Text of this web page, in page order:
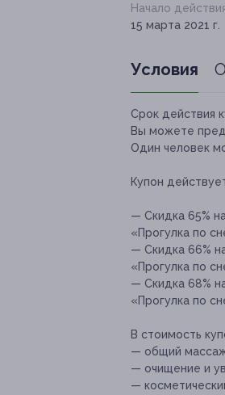
Начало
15 марта 2021 г.
Условия
Срок действия
Вы можете
Один человек
Купон
— Скидка 65%
«Прогулка по
— Скидка 66%
«Прогулка по
— Скидка 68%
«Прогулка по
В стоимость
— общий массаж
— очищение и
—